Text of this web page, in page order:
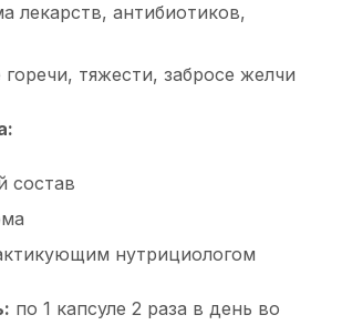
лекарств, антибиотиков,
тяжести, забросе желчи
состав
нутрициологом
по 1 капсуле 2 раза в день во